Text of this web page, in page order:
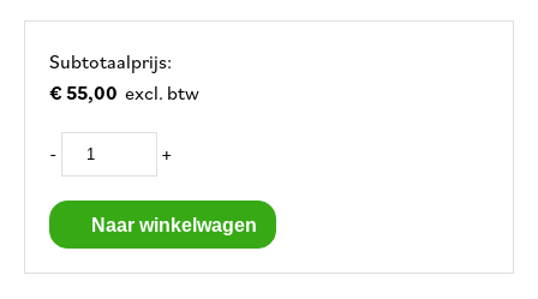
Subtotaalprijs:
€ 55,00 excl. btw
- +
Naar winkelwagen